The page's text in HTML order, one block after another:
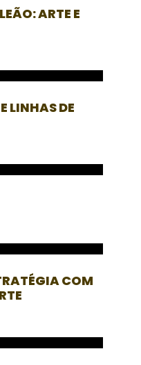
ARTE E
LINHAS DE
COM